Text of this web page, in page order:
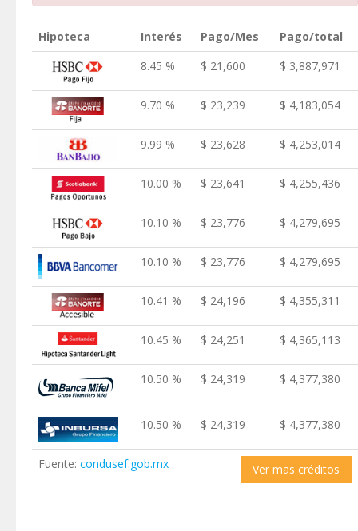
Hipoteca Interés Pago/Mes
Pago/total
8.45 %
$ 21,600 $ 3,887,971
9.70 % $ 23,239 $ 4,183,054
9.99 % $ 23,628 $ 4,253,014
10.00 % $ 23,641 $ 4,255,436
10.10 % $ 23,776 $ 4,279,695
10.10 % $ 23,776 $ 4,279,695
10.41 % $ 24,196 $ 4,355,311
10.45 % $ 24,251 $ 4,365,113
10.50 % $ 24,319 $ 4,377,380
10.50 % $ 24,319 $ 4,377,380
Fuente: condusef.gob.mx Ver mas créditos